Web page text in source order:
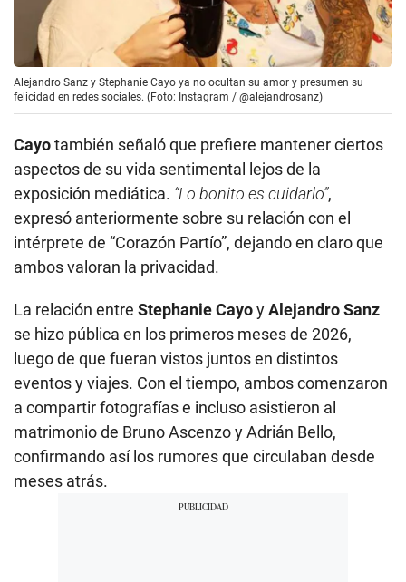
Alejandro Sanz y Stephanie Cayo ya no ocultan su amor y presumen su
felicidad en redes sociales. (Foto: Instagram / @alejandrosanz)
Cayotambién señaló que prefiere mantener ciertos
aspectos de su vida sentimental lejos de la
exposición mediática. “Lo bonito es cuidarlo”,
expresó anteriormente sobre su relación con el
intérprete de “Corazón Partío”, dejando en claro que
ambos valoran la privacidad.
La relación entre Stephanie CayoyAlejandro Sanz
se hizo pública en los primeros meses de 2026,
luego de que fueran vistos juntos en distintos
eventos y viajes. Con el tiempo, ambos comenzaron
a compartir fotografías e incluso asistieron al
matrimonio de Bruno Ascenzo y Adrián Bello,
confirmando así los rumores que circulaban desde
meses atrás.